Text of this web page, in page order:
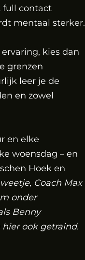
full contact
mentaal sterker.
kies dan
grenzen
leer je de
en zowel
en elke
woensdag – en
Hoek en
Coach Max
onder
Benny
ook getraind.